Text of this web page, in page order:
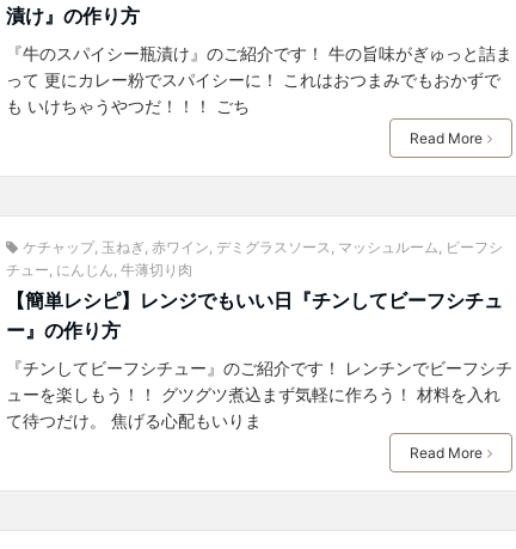
漬け』の作り方
『牛のスパイシー瓶漬け』のご紹介です！ 牛の旨味がぎゅっと詰ま
って 更にカレー粉でスパイシーに！ これはおつまみでもおかずで
も いけちゃうやつだ！！！ ごち
Read More
ケチャップ, 玉ねぎ 赤ワイン デミグラスソース マッシュルーム
ビーフシ
チュー にんじん 牛薄切り肉
【簡単レシピ】レンジでもいい日『チンしてビーフシチュ
ー』の作り方
『チンしてビーフシチュー』のご紹介です！ レンチンでビーフシチ
ューを楽しもう！！ グツグツ煮込まず気軽に作ろう！ 材料を入れ
て待つだけ。 焦げる心配もいりま
Read More